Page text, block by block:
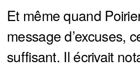
Et même quand
message d’excuses,
suffisant. Il écrivait